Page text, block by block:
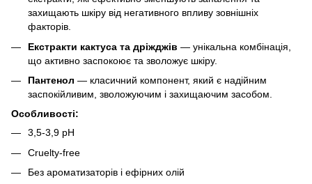
захищають шкіру від негативного впливу зовнішніх
факторів.
Екстракти кактуса та дріжджів — унікальна комбінація,
що активно заспокоює та зволожує шкіру.
Пантенол — класичний компонент, який є надійним
заспокійливим, зволожуючим і захищаючим засобом.
Особливості:
3,5-3,9 pH
Cruelty-free
Без ароматизаторів і ефірних олій